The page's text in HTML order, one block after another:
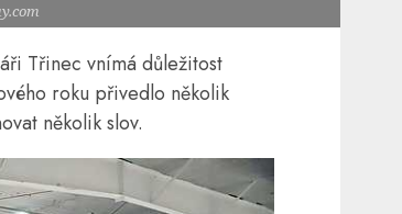
Třinec vnímá důležitost
roku přivedlo několik
několik slov.